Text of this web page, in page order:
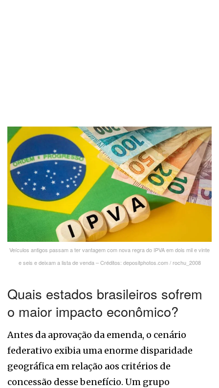
Veículos antigos passam a ter vantagem com nova regra do IPVA em dois mil e vinte
e seis e deixam a lista de venda – Créditos: depositphotos.com / rochu_2008
Quais estados brasileiros sofrem
o maior impacto econômico?
Antes da aprovação da emenda, o cenário
federativo exibia uma enorme disparidade
geográfica em relação aos critérios de
concessão desse benefício. Um grupo